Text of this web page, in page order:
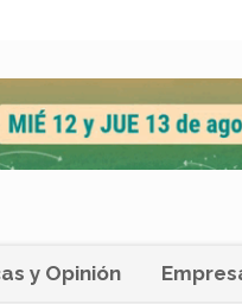
y Opinión